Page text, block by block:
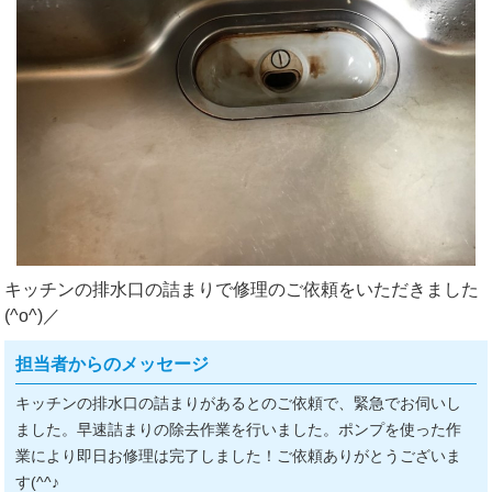
キッチンの排水口の詰まりで修理のご依頼をいただきました
(^o^)／
担当者からのメッセージ
キッチンの排水口の詰まりがあるとのご依頼で、緊急でお伺いし
ました。早速詰まりの除去作業を行いました。ポンプを使った作
業により即日お修理は完了しました！ご依頼ありがとうございま
す(^^♪